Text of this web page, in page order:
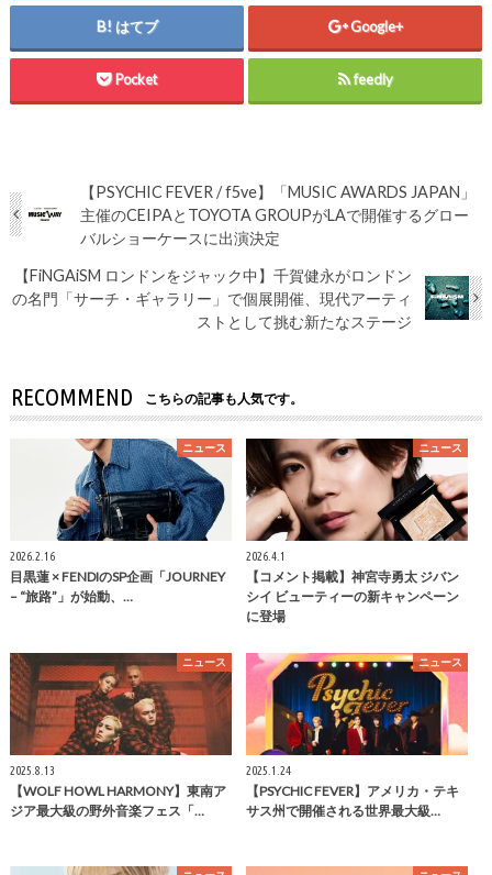
はてブ Google+
Pocket feedly
【PSYCHIC FEVER / f5ve】「MUSIC AWARDS JAPAN」
主催のCEIPAとTOYOTA GROUPがLAで開催するグロー
バルショーケースに出演決定
【FiNGAiSM ロンドンをジャック中】千賀健永がロンドン
の名門「サーチ・ギャラリー」で個展開催、現代アーティ
ストとして挑む新たなステージ
RECOMMEND こちらの記事も人気です。
ニュース
2026.2.16
目黒蓮 × FENDIのSP企画「JOURNEY
– “旅路”」が始動、…
ニュース
2026.4.1
【コメント掲載】神宮寺勇太 ジバン
シイ ビューティーの新キャンペーン
に登場
ニュース
2025.8.13
【WOLF HOWL HARMONY】東南ア
ジア最大級の野外音楽フェス「…
ニュース
2025.1.24
【PSYCHIC FEVER】アメリカ・テキ
サス州で開催される世界最大級…